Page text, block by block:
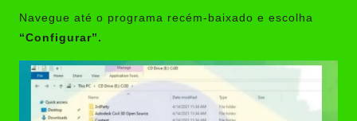
Navegue até o programa recém-baixado e escolha
“Configurar”.